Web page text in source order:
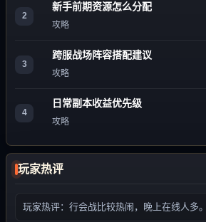
2
新手前期资源怎么分配
攻略
3
跨服战场阵容搭配建议
攻略
4
日常副本收益优先级
攻略
玩家热评
玩家热评：行会战比较热闹，晚上在线人多。